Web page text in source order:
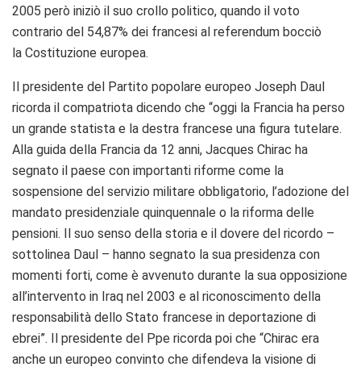
2005 però iniziò il suo crollo politico, quando il voto
contrario del 54,87% dei francesi al referendum bocciò
la Costituzione europea.
Il presidente del Partito popolare europeo Joseph Daul
ricorda il compatriota dicendo che “oggi la Francia ha perso
un grande statista e la destra francese una figura tutelare.
Alla guida della Francia da 12 anni, Jacques Chirac ha
segnato il paese con importanti riforme come la
sospensione del servizio militare obbligatorio, l’adozione del
mandato presidenziale quinquennale o la riforma delle
pensioni. Il suo senso della storia e il dovere del ricordo –
sottolinea Daul – hanno segnato la sua presidenza con
momenti forti, come è avvenuto durante la sua opposizione
all’intervento in Iraq nel 2003 e al riconoscimento della
responsabilità dello Stato francese in deportazione di
ebrei”. Il presidente del Ppe ricorda poi che “Chirac era
anche un europeo convinto che difendeva la visione di